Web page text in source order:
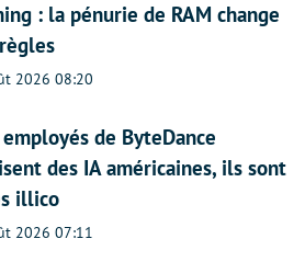
: la pénurie de RAM change
2026 08:20
employés de ByteDance
des IA américaines, ils sont
illico
2026 07:11